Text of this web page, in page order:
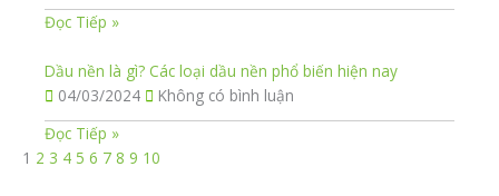
Đọc Tiếp »
Dầu nền là gì? Các loại dầu nền phổ biến hiện nay
04/03/2024
Không có bình luận
Đọc Tiếp »
1 2 3 4 5 6 7 8 9 10